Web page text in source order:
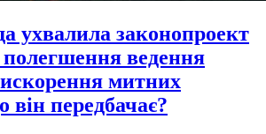
ухвалила законопроект
ведення
митних
передбачає?